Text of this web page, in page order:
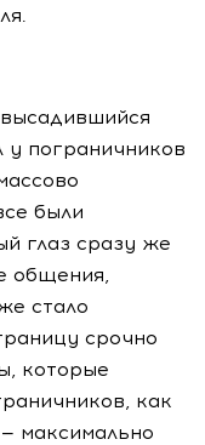
у пограничников
были
глаз сразу же
общения,
стало
срочно
которые
как
максимально